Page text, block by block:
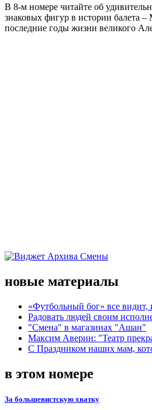
В 8-м номере читайте об
знаковых фигур в истории балета
последние годы жизни великого
новые материалы
«Футбольный бог» все
Радовать людей своим
"Смена" в магазинах "Ашан"
Максим Аверин: "Театр
С Праздником наших мам,
в этом номере
За большевистскую хватку